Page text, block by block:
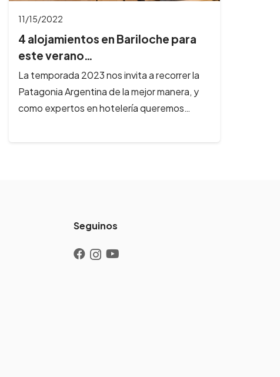
05/30/2022
Bariloche: 3 alojamientos ideales
para tus va…
Si tenés pensado viajar en estas vacaciones
de invierno te acercamos propuestas de
alojamientos en uno de los destinos
Seguinos